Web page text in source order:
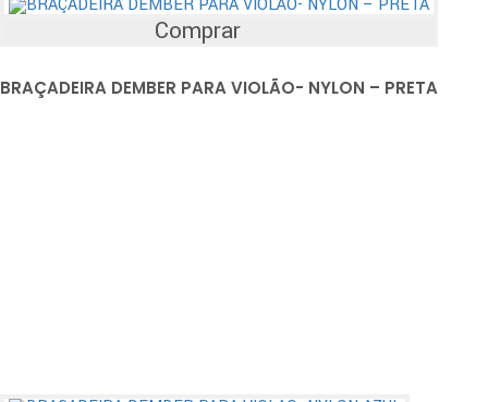
Comprar
BRAÇADEIRA DEMBER PARA VIOLÃO- NYLON – PRETA